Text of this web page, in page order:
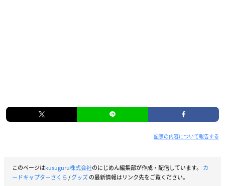
記事の内容について報告する
このページはkusuguru株式会社のにじめん編集部が作成・配信しています。 カ
ードキャプターさくら/グッズの最新情報はリンク先をご覧ください。